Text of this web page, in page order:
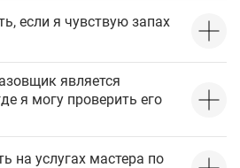
если я чувствую запах
является
я могу проверить его
на услугах мастера по